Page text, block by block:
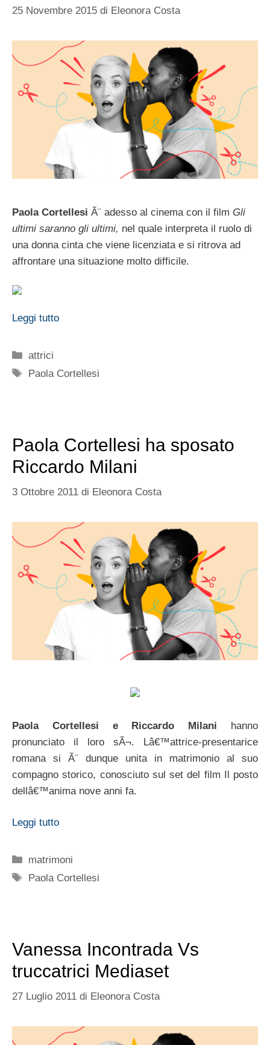
25 Novembre 2015 di Eleonora Costa
Paola Cortellesi Ã¨ adesso al cinema con il film Gli
ultimi saranno gli ultimi, nel quale interpreta il ruolo di
una donna cinta che viene licenziata e si ritrova ad
affrontare una situazione molto difficile.
Leggi tutto
Categorie
attrici
Tag
Paola Cortellesi
Paola Cortellesi ha sposato
Riccardo Milani
3 Ottobre 2011 di Eleonora Costa
Paola Cortellesi e Riccardo Milani hanno
pronunciato il loro sÃ¬. Lâ€™attrice-presentarice
romana si Ã¨ dunque unita in matrimonio al suo
compagno storico, conosciuto sul set del film Il posto
dellâ€™anima nove anni fa.
Leggi tutto
Categorie
matrimoni
Tag
Paola Cortellesi
Vanessa Incontrada Vs
truccatrici Mediaset
27 Luglio 2011 di Eleonora Costa